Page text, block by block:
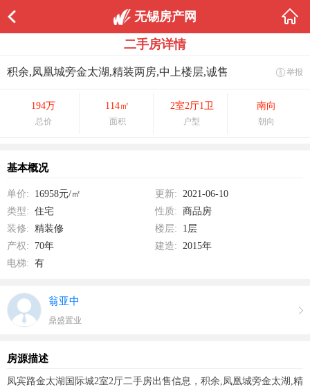
无锡房产网
二手房详情
积余,凤凰城旁金太湖,精装两房,中上楼层,诚售 举报
194万
总价
114㎡
面积
2室2厅1卫
户型
南向
朝向
基本概况
单价: 16958元/㎡ 更新: 2021-06-10
类型: 住宅 性质: 商品房
装修: 精装修 楼层:
1层
产权:
70年 建造: 2015年
电梯: 有
翁亚中
鼎盛置业
房源描述
凤宾路金太湖国际城2室2厅二手房出售信息，积余,凤凰城旁金太湖,精